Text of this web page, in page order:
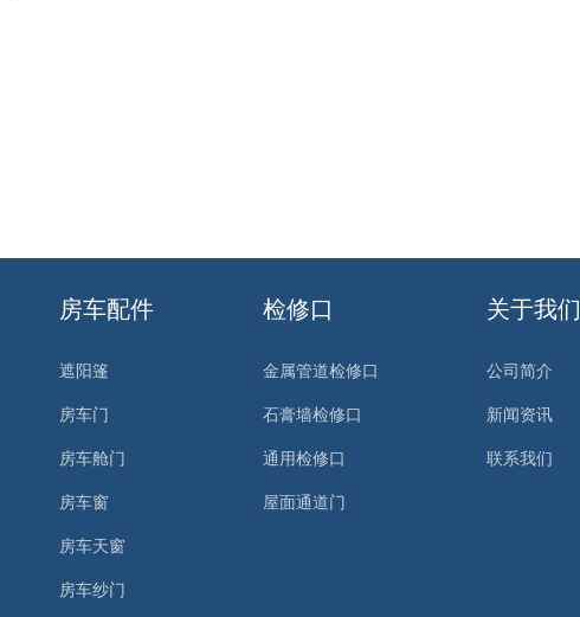
房车配件
遮阳篷
房车门
房车舱门
房车窗
房车天窗
房车纱门
检修口
金属管道检修口
石膏墙检修口
通用检修口
屋面通道门
关于我们
公司简介
新闻资讯
联系我们